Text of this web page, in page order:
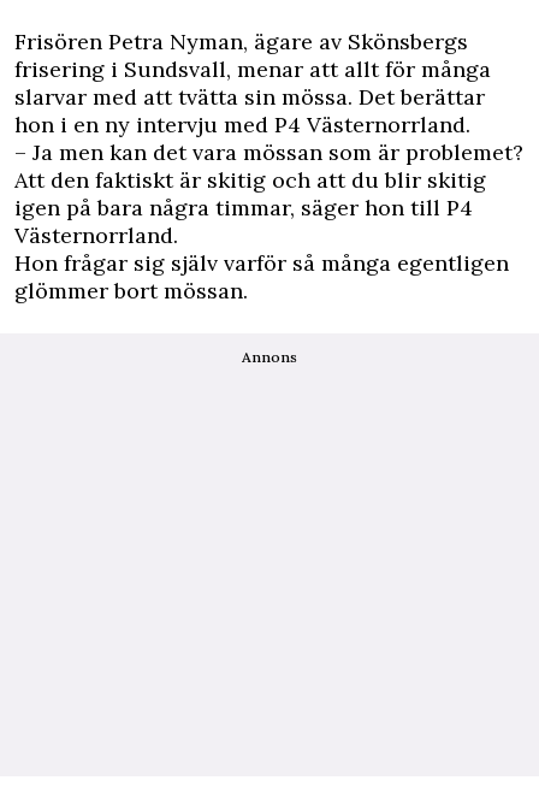
Frisören Petra Nyman, ägare av Skönsbergs
frisering i Sundsvall, menar att allt för många
slarvar med att tvätta sin mössa. Det berättar
hon i en ny intervju med P4 Västernorrland.
– Ja men kan det vara mössan som är problemet?
Att den faktiskt är skitig och att du blir skitig
igen på bara några timmar, säger hon till P4
Västernorrland.
Hon frågar sig själv varför så många egentligen
glömmer bort mössan.
Annons